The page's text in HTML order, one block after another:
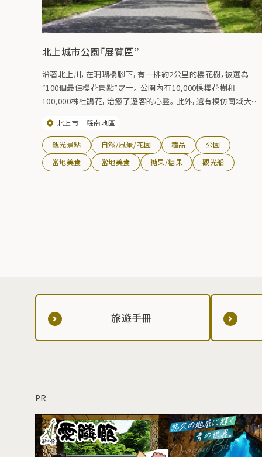
北上城市公園「展覽區”
沿著北上川，在珊瑚橋腳下，有一排約2公里的櫻花樹，被選為
“100個最佳櫻花景點”之一。 公園內有10,000棵櫻花樹和
100,000株杜鵑花，治癒了遊客的心靈。 此外，還有模仿南域大米
歌的紀念碑，搬遷和修復了29座古民居、商人房屋和武士住宅等
29座歷史建築的“陸之國民俗村”，佐藤八郎紀念館，利良山光戶
念館，長廊和自行車道，全年都可以欣賞。
北上市 縣南地區
觀光景點 自然/風景/花園 禮品
公園
當地美食
當地美食 糖果/糖果 觀光船
旅遊手冊
PR